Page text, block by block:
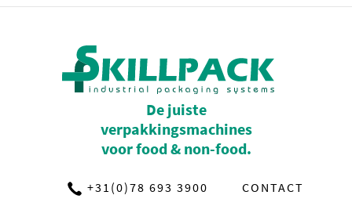
De juiste
verpakkingsmachines
voor food & non-food.
+31(0)78 693 3900 CONTACT